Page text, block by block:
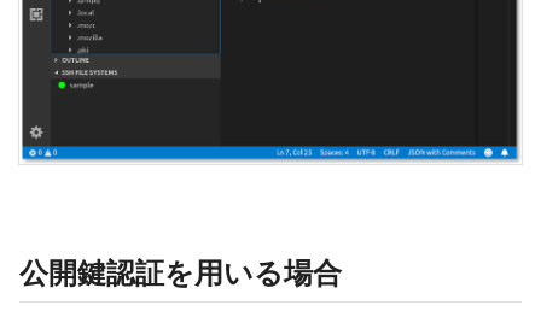
公開鍵認証を用いる場合